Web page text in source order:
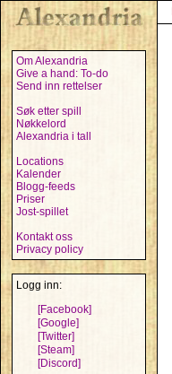
Om Alexandria
Give a hand: To-do
Send inn rettelser
Søk etter spill
Nøkkelord
Alexandria i tall
Locations
Kalender
Blogg-feeds
Priser
Jost-spillet
Kontakt oss
Privacy policy
Logg inn:
[Facebook]
[Google]
[Twitter]
[Steam]
[Discord]